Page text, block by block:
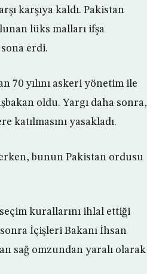
karşıya kaldı. Pakistan
lüks malları ifşa
erdi.
70 yılını askeri yönetim ile
oldu. Yargı daha sonra,
yasakladı.
bunun Pakistan ordusu
kurallarını ihlal ettiği
İçişleri Bakanı İhsan
sağ omzundan yaralı olarak